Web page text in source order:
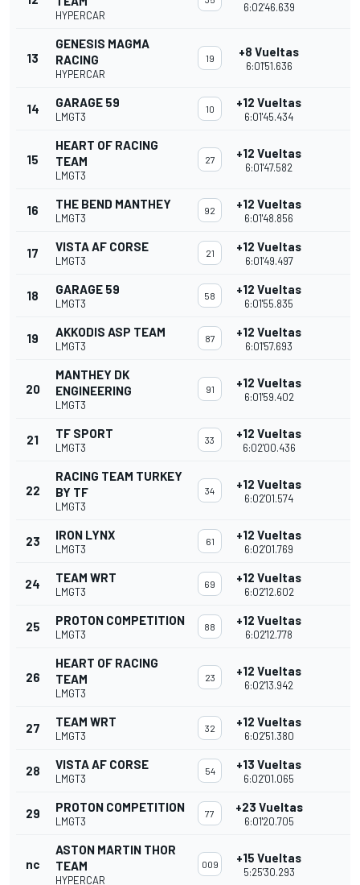
HYPERCAR
6:02'46.639
13
GENESIS MAGMA
RACING
HYPERCAR
19 +8 Vueltas
6:01'51.636
14 GARAGE 59
LMGT3
10 +12 Vueltas
6:01'45.434
15
HEART OF RACING
TEAM
LMGT3
27 +12 Vueltas
6:01'47.582
16 THE BEND MANTHEY
LMGT3
92 +12 Vueltas
6:01'48.856
17 VISTA AF CORSE
LMGT3
21 +12 Vueltas
6:01'49.497
18 GARAGE 59
LMGT3
58 +12 Vueltas
6:01'55.835
19 AKKODIS ASP TEAM
LMGT3
87 +12 Vueltas
6:01'57.693
20
MANTHEY DK
ENGINEERING
LMGT3
91 +12 Vueltas
6:01'59.402
21 TF SPORT
LMGT3
33 +12 Vueltas
6:02'00.436
22
RACING TEAM TURKEY
BY TF
LMGT3
34 +12 Vueltas
6:02'01.574
23 IRON LYNX
LMGT3
61 +12 Vueltas
6:02'01.769
24 TEAM WRT
LMGT3
69 +12 Vueltas
6:02'12.602
25 PROTON COMPETITION
LMGT3
88 +12 Vueltas
6:02'12.778
26
HEART OF RACING
TEAM
LMGT3
23 +12 Vueltas
6:02'13.942
27 TEAM WRT
LMGT3
32 +12 Vueltas
6:02'51.380
28 VISTA AF CORSE
LMGT3
54 +13 Vueltas
6:02'01.065
29 PROTON COMPETITION
LMGT3
77 +23 Vueltas
6:01'20.705
nc
ASTON MARTIN THOR
TEAM
HYPERCAR
009 +15 Vueltas
5:25'30.293